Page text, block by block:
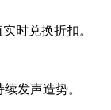
时兑换折扣。
发声造势。